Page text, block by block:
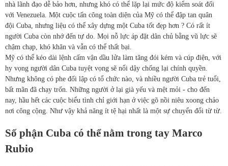
nhà lãnh đạo dễ bảo hơn, nhưng khó có thể lặp lại mức độ kiểm soát đối
với Venezuela. Một cuộc tấn công toàn diện của Mỹ có thể đập tan quân
đội Cuba, nhưng liệu có thể xây dựng một Cuba tốt đẹp hơn ? Có rất ít
người Cuba còn nhớ đến tự do. Mọi nỗ lực áp đặt dân chủ bằng vũ lực sẽ
chậm chạp, khó khăn và vẫn có thể thất bại.
Mỹ có thể kéo dài lệnh cấm vận dầu lửa làm tăng đói kém và cúp điện, với
hy vọng người dân Cuba tuyệt vọng sẽ nổi dậy chống lại chính quyền.
Nhưng không có phe đối lập có tổ chức nào, và nhiều người Cuba trẻ tuổi,
bất mãn đã chạy trốn. Những người ở lại già yếu và mệt mỏi - cho đến
nay, hầu hết các cuộc biểu tình chỉ giới hạn ở việc gõ nồi niêu xoong chảo
nơi công cộng. Như vậy khả năng ít tệ hại nhất là một sự chuyển đổi từ từ.
Số phận Cuba có thể nằm trong tay Marco
Rubio